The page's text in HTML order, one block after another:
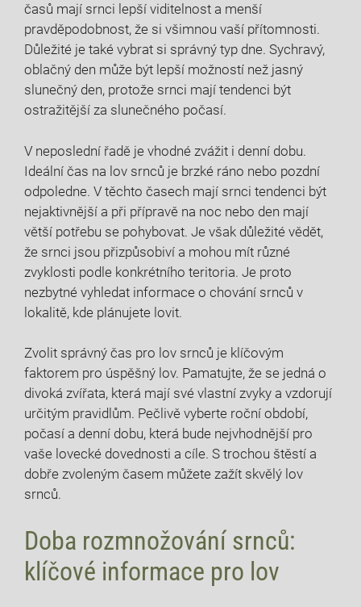
časů mají⁢ srnci lepší viditelnost a‍ menší
pravděpodobnost, že si ⁢všimnou ⁤vaší⁢ přítomnosti.
Důležité je také vybrat si správný typ dne. Sychravý,
oblačný den může být lepší možností než jasný
slunečný den, protože ​srnci mají tendenci být
ostražitější za slunečného počasí.
V neposlední řadě ​je vhodné zvážit i denní dobu.
Ideální čas na lov srnců je brzké ráno nebo pozdní
odpoledne. ​V⁤ těchto časech mají srnci tendenci být
nejaktivnější ⁤a při přípravě na noc nebo den mají
‌větší potřebu⁤ se‌ pohybovat. Je však důležité vědět,
že srnci jsou přizpůsobiví a ⁢mohou mít různé
zvyklosti podle konkrétního teritoria. Je proto
nezbytné ⁣vyhledat informace o ⁢chování srnců v
lokalitě, kde plánujete lovit.
Zvolit správný čas pro lov srnců je klíčovým
faktorem pro úspěšný lov. Pamatujte, že se jedná o
divoká zvířata, která mají své vlastní zvyky a vzdorují
určitým pravidlům. Pečlivě vyberte roční období,
počasí a denní dobu, která bude nejvhodnější pro
vaše lovecké⁢ dovednosti a cíle. S trochou štěstí ‍a⁢
dobře zvoleným časem můžete zažít skvělý lov
srnců.
Doba rozmnožování srnců:
‌klíčové informace⁣ pro lov